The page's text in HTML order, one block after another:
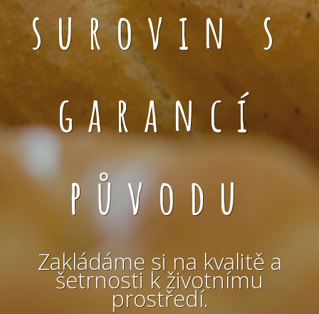
surovin s
garancí
původu
Zakládáme si na kvalitě a
šetrnosti k životnímu
prostředí.